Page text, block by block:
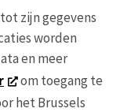
zijn gegevens
worden
en meer
om toegang te
het Brussels